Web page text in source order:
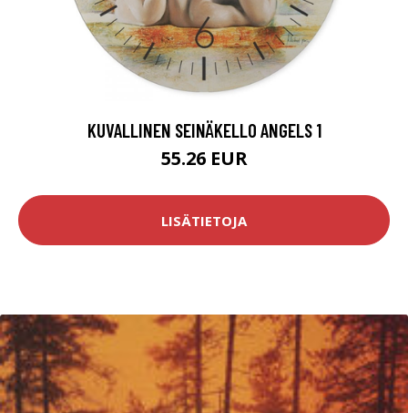
KUVALLINEN SEINÄKELLO ANGELS 1
55.26 EUR
LISÄTIETOJA